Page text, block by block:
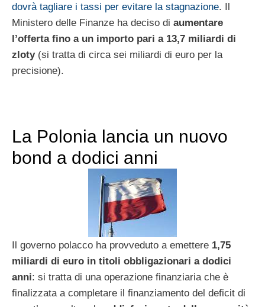
dovrà tagliare i tassi per evitare la stagnazione. Il
Ministero delle Finanze ha deciso di aumentare
l’offerta fino a un importo pari a 13,7 miliardi di
zloty(si tratta di circa sei miliardi di euro per la
precisione).
La Polonia lancia un nuovo
bond a dodici anni
Il governo polacco ha provveduto a emettere 1,75
miliardi di euro in titoli obbligazionari a dodici
anni: si tratta di una operazione finanziaria che è
finalizzata a completare il finanziamento del deficit di